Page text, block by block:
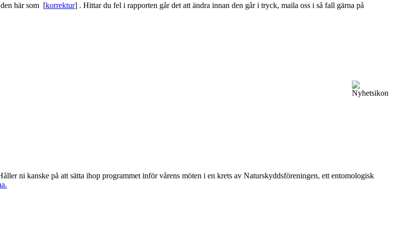
här som [korrektur] . Hittar du fel i rapporten går det att ändra innan den går i tryck, maila oss i så fall gärna på
ni kanske på att sätta ihop programmet inför vårens möten i en krets av Naturskyddsföreningen, ett entomologisk